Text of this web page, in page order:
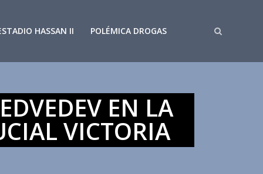
HASSAN II POLÉMICA DROGAS
EN LA
VICTORIA